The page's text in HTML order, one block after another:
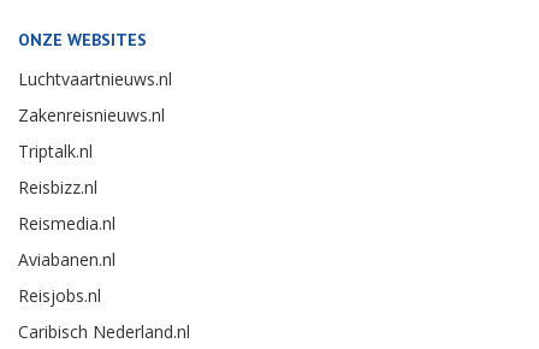
ONZE WEBSITES
Luchtvaartnieuws.nl
Zakenreisnieuws.nl
Triptalk.nl
Reisbizz.nl
Reismedia.nl
Aviabanen.nl
Reisjobs.nl
Caribisch Nederland.nl